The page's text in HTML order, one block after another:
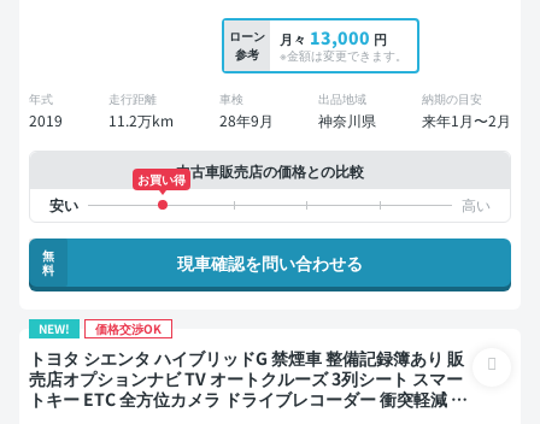
ローン
参考
月々 13,000 円
※金額は変更できます。
年式
2019
走行距離
11.2万km
車検
28年9月
出品地域
神奈川県
納期の目安
来年1月〜2月
中古車販売店の価格との比較
お買い得
無
料
現車確認を問い合わせる
NEW! 価格交渉OK
トヨタ シエンタ ハイブリッドG 禁煙車 整備記録簿あり 販
売店オプションナビ TV オートクルーズ 3列シート スマー
トキー ETC 全方位カメラ ドライブレコーダー 衝突軽減 両